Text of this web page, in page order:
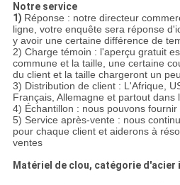
Notre service
1) Réponse : notre directeur
ligne, votre enquête sera réponse
y avoir une certaine différence de
2) Charge témoin : l'aperçu gratuit
commune et la taille, une certaine
du client et la taille chargeront un
3) Distribution de client : L'Afrique,
Français, Allemagne et partout dans
4) Échantillon : nous pouvons
5) Service après-vente : nous
pour chaque client et aiderons à
ventes
Matériel de clou, catégorie d'acier